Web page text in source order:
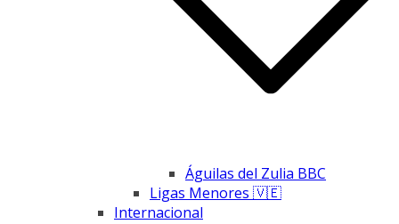
Águilas del Zulia BBC
Ligas Menores 🇻🇪
Internacional